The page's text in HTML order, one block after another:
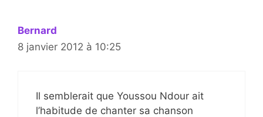
Bernard
8 janvier 2012 à 10:25
Il semblerait que Youssou Ndour ait
l’habitude de chanter sa chanson